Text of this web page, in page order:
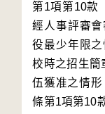
第1項第10款
經人事評審
役最少年限
校時之招生簡
伍獲准之情
條第1項第10